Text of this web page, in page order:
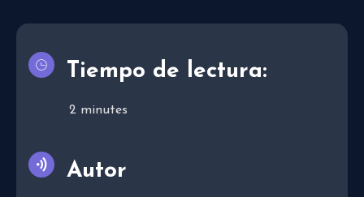
Tiempo de lectura:
2 minutes
Autor